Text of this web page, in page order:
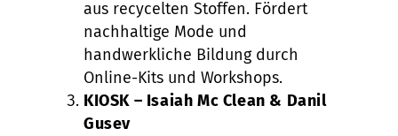
aus recycelten Stoffen. Fördert
nachhaltige Mode und
handwerkliche Bildung durch
Online-Kits und Workshops.
KIOSK – Isaiah Mc Clean & Danil
Gusev